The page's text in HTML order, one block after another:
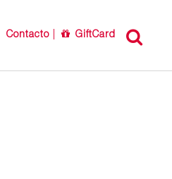
Contacto GiftCard